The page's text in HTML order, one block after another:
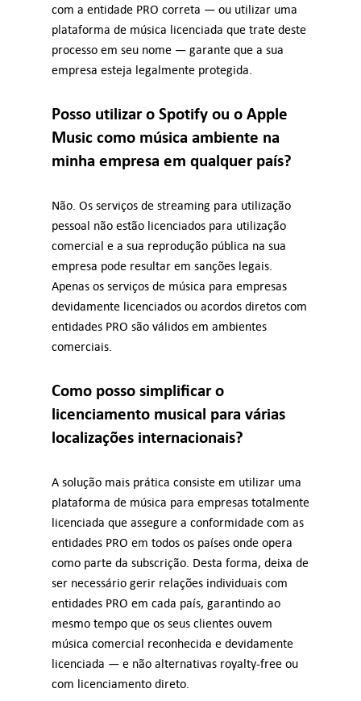
com a entidade PRO correta — ou utilizar uma
plataforma de música licenciada que trate deste
processo em seu nome — garante que a sua
empresa esteja legalmente protegida.
Posso utilizar o Spotify ou o Apple
Music como música ambiente na
minha empresa em qualquer país?
Não. Os serviços de streaming para utilização
pessoal não estão licenciados para utilização
comercial e a sua reprodução pública na sua
empresa pode resultar em sanções legais.
Apenas os serviços de música para empresas
devidamente licenciados ou acordos diretos com
entidades PRO são válidos em ambientes
comerciais.
Como posso simplificar o
licenciamento musical para várias
localizações internacionais?
A solução mais prática consiste em utilizar uma
plataforma de música para empresas totalmente
licenciada que assegure a conformidade com as
entidades PRO em todos os países onde opera
como parte da subscrição. Desta forma, deixa de
ser necessário gerir relações individuais com
entidades PRO em cada país, garantindo ao
mesmo tempo que os seus clientes ouvem
música comercial reconhecida e devidamente
licenciada — e não alternativas royalty-free ou
com licenciamento direto.